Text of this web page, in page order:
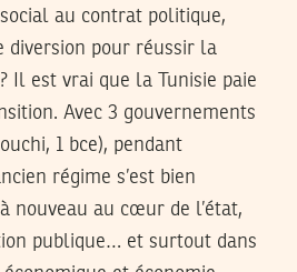
au contrat politique,
diversion pour réussir la
Il est vrai que la Tunisie paie
Avec 3 gouvernements
1 bce), pendant
régime s’est bien
nouveau au cœur de l’état,
publique… et surtout dans